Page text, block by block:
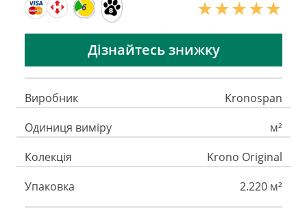
6
Дізнайтесь знижку
Виробник
Kronospan
Одиниця виміру
м²
Колекція
Krono Original
Упаковка
2.220 м²